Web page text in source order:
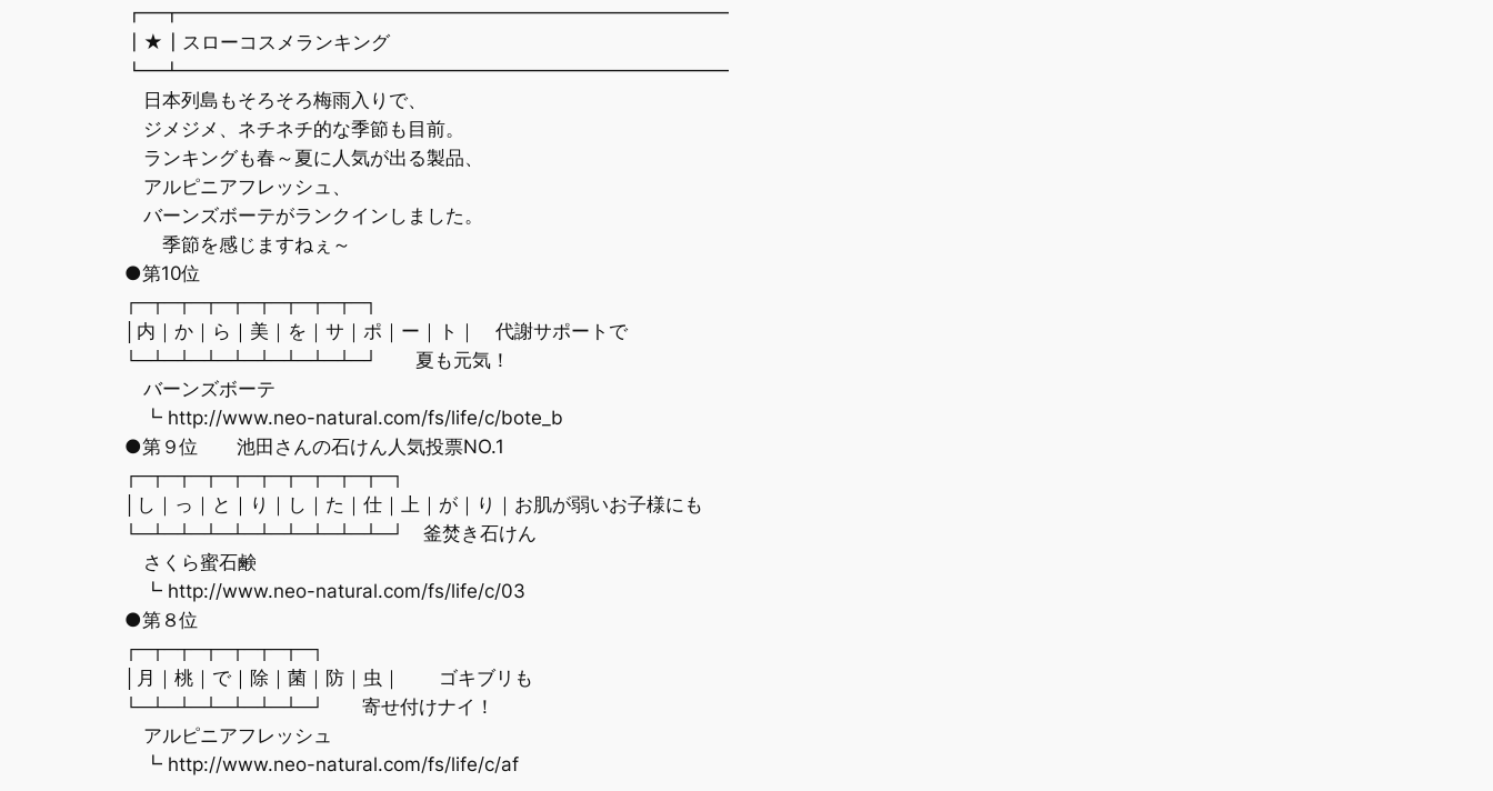
┏━┳━━━━━━━━━━━━━━━━━━━━━━━━━━━━━
┃★┃スローコスメランキング
┗━┻━━━━━━━━━━━━━━━━━━━━━━━━━━━━━
日本列島もそろそろ梅雨入りで、
ジメジメ、ネチネチ的な季節も目前。
ランキングも春～夏に人気が出る製品、
アルピニアフレッシュ、
バーンズボーテがランクインしました。
季節を感じますねぇ～
●第10位
┌─┬─┬─┬─┬─┬─┬─┬─┬─┐
│内｜か｜ら｜美｜を｜サ｜ポ｜ー｜ト｜ 代謝サポートで
└─┴─┴─┴─┴─┴─┴─┴─┴─┘ 夏も元気！
バーンズボーテ
┗ http://www.neo-natural.com/fs/life/c/bote_b
●第９位 池田さんの石けん人気投票NO.1
┌─┬─┬─┬─┬─┬─┬─┬─┬─┬─┐
│し｜っ｜と｜り｜し｜た｜仕｜上｜が｜り｜お肌が弱いお子様にも
└─┴─┴─┴─┴─┴─┴─┴─┴─┴─┘ 釜焚き石けん
さくら蜜石鹸
┗ http://www.neo-natural.com/fs/life/c/03
●第８位
┌─┬─┬─┬─┬─┬─┬─┐
│月｜桃｜で｜除｜菌｜防｜虫｜ ゴキブリも
└─┴─┴─┴─┴─┴─┴─┘ 寄せ付けナイ！
アルピニアフレッシュ
┗ http://www.neo-natural.com/fs/life/c/af